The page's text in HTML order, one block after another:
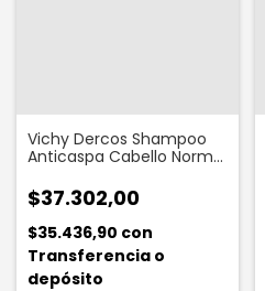
Vichy Dercos Shampoo
Anticaspa Cabello Normal
$37.302,00
$35.436,90 con
Transferencia o
depósito